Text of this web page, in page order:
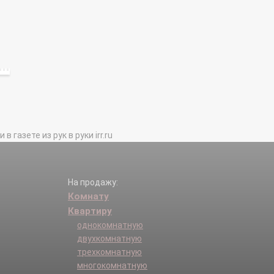
газете из рук в руки irr.ru
На продажу:
Комнату
Квартиру
однокомнатную
двухкомнатную
трехкомнатную
многокомнатную